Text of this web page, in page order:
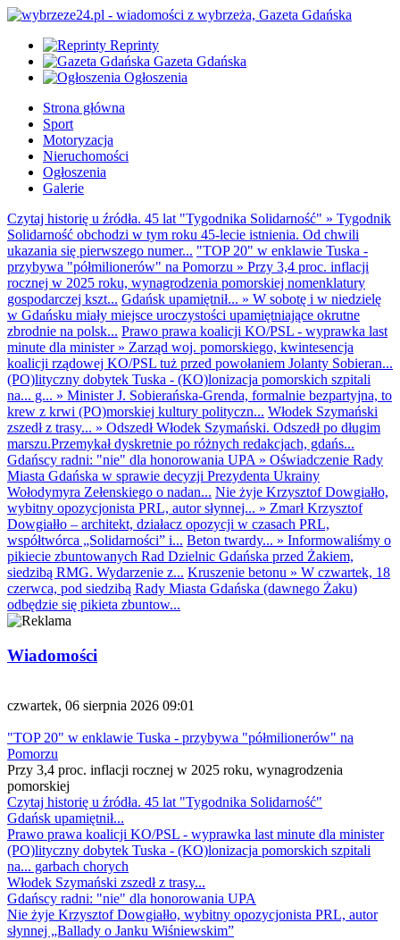
Reprinty
Gazeta Gdańska
Ogłoszenia
Strona główna
Sport
Motoryzacja
Nieruchomości
Ogłoszenia
Galerie
Czytaj historię u źródła. 45 lat "Tygodnika Solidarność" » Tygodnik
Solidarność obchodzi w tym roku 45-lecie istnienia. Od chwili
ukazania się pierwszego numer... "TOP 20" w enklawie Tuska -
przybywa "półmilionerów" na Pomorzu » Przy 3,4 proc. inflacji
rocznej w 2025 roku, wynagrodzenia pomorskiej nomenklatury
gospodarczej kszt... Gdańsk upamiętnił... » W sobotę i w niedzielę
w Gdańsku miały miejsce uroczystości upamiętniające okrutne
zbrodnie na polsk... Prawo prawa koalicji KO/PSL - wyprawka last
minute dla minister» Zarząd woj. pomorskiego, kwintesencja
koalicji rządowej KO/PSL tuż przed powołaniem Jolanty Sobieran...
(PO)lityczny dobytek Tuska - (KO)lonizacja pomorskich szpitali
na... g... » Minister J. Sobierańska-Grenda, formalnie bezpartyjna, to
krew z krwi (PO)morskiej kultury polityczn... Włodek Szymański
zszedł z trasy... » Odszedł Włodek Szymański. Odszedł po długim
marszu.Przemykał dyskretnie po różnych redakcjach, gdańs...
Gdańscy radni: "nie" dla honorowania UPA » Oświadczenie Rady
Miasta Gdańska w sprawie decyzji Prezydenta Ukrainy
Wołodymyra Zełenskiego o nadan... Nie żyje Krzysztof Dowgiałło,
wybitny opozycjonista PRL, autor słynnej... » Zmarł Krzysztof
Dowgiałło – architekt, działacz opozycji w czasach PRL,
współtwórca „Solidarności” i... Beton twardy... » Informowaliśmy o
pikiecie zbuntowanych Rad Dzielnic Gdańska przed Żakiem,
siedzibą RMG. Wydarzenie z... Kruszenie betonu » W czwartek, 18
czerwca, pod siedzibą Rady Miasta Gdańska (dawnego Żaku)
odbędzie się pikieta zbuntow...
Wiadomości
czwartek, 06 sierpnia 2026 09:01
"TOP 20" w enklawie Tuska - przybywa "półmilionerów" na
Pomorzu
Przy 3,4 proc. inflacji rocznej w 2025 roku, wynagrodzenia
pomorskiej
Czytaj historię u źródła. 45 lat "Tygodnika Solidarność"
Gdańsk upamiętnił...
Prawo prawa koalicji KO/PSL - wyprawka last minute dla minister
(PO)lityczny dobytek Tuska - (KO)lonizacja pomorskich szpitali
na... garbach chorych
Włodek Szymański zszedł z trasy...
Gdańscy radni: "nie" dla honorowania UPA
Nie żyje Krzysztof Dowgiałło, wybitny opozycjonista PRL, autor
słynnej „Ballady o Janku Wiśniewskim”